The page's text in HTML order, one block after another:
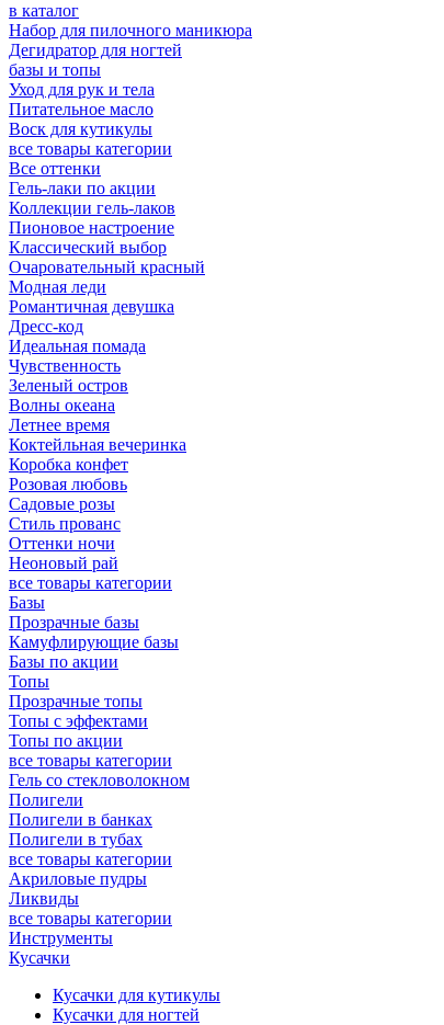
в каталог
Набор для пилочного маникюра
Дегидратор для ногтей
базы и топы
Уход для рук и тела
Питательное масло
Воск для кутикулы
все товары категории
Все оттенки
Гель-лаки по акции
Коллекции гель-лаков
Пионовое настроение
Классический выбор
Очаровательный красный
Модная леди
Романтичная девушка
Дресс-код
Идеальная помада
Чувственность
Зеленый остров
Волны океана
Летнее время
Коктейльная вечеринка
Коробка конфет
Розовая любовь
Садовые розы
Стиль прованс
Оттенки ночи
Неоновый рай
все товары категории
Базы
Прозрачные базы
Камуфлирующие базы
Базы по акции
Топы
Прозрачные топы
Топы с эффектами
Топы по акции
все товары категории
Гель со стекловолокном
Полигели
Полигели в банках
Полигели в тубах
все товары категории
Акриловые пудры
Ликвиды
все товары категории
Инструменты
Кусачки
Кусачки для кутикулы
Кусачки для ногтей